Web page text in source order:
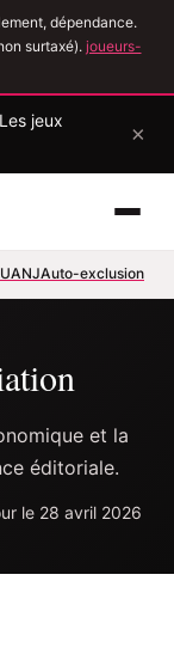
dépendance.
surtaxé). joueurs-
jeux
×
ANJAuto-exclusion
et la
éditoriale.
le 28 avril 2026